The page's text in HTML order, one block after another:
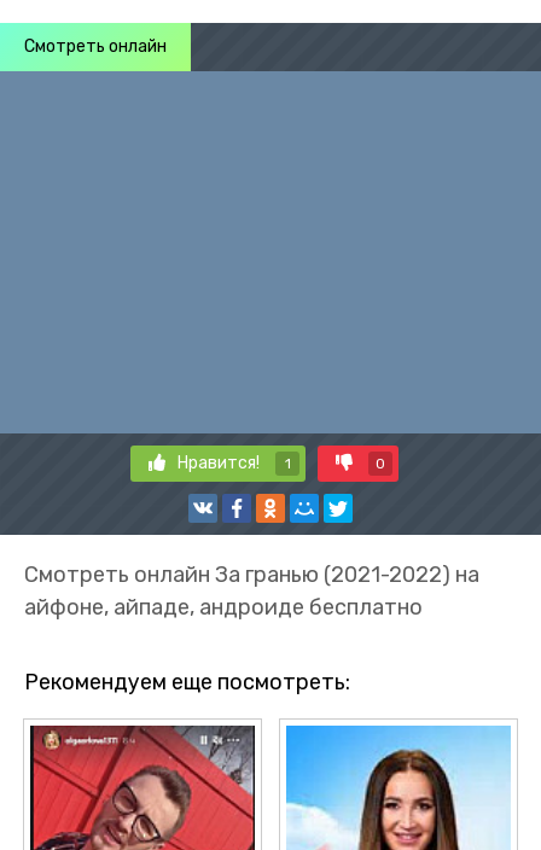
Смотреть онлайн
Нравится! 1 0
Смотреть онлайн За гранью (2021-2022) на
айфоне, айпаде, андроиде бесплатно
Рекомендуем еще посмотреть: